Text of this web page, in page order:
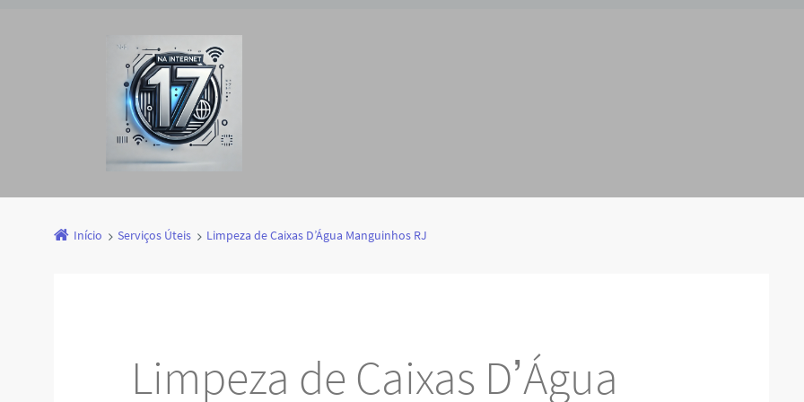
Início Serviços Úteis Limpeza de Caixas D’Água Manguinhos RJ
Limpeza de Caixas D’Água